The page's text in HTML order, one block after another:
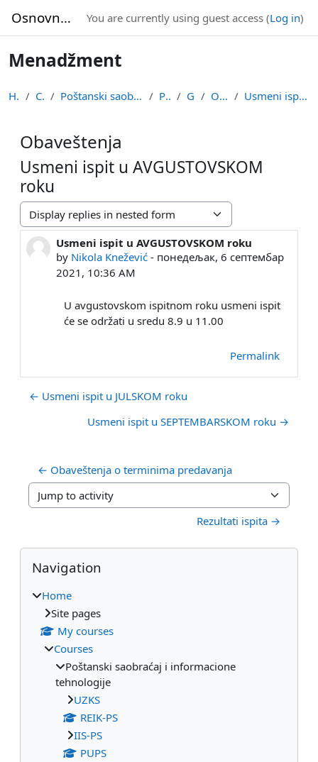
Osnovne studije You are currently using guest access (Log in)
Menadžment
Home Courses Poštanski saobraćaj i informacione tehnologije PS-MENA General Obaveštenja Usmeni ispit u AVGUSTOVSKOM roku
Obaveštenja
Usmeni ispit u AVGUSTOVSKOM
roku
Display mode
Usmeni ispit u AVGUSTOVSKOM roku
by Nikola Knežević - понедељак, 6 септембар
2021, 10:36 AM
Number of replies: 0
U avgustovskom ispitnom roku usmeni ispit
će se održati u sredu 8.9 u 11.00
Permalink
← Usmeni ispit u JULSKOM roku
Usmeni ispit u SEPTEMBARSKOM roku →
← Obaveštenja o terminima predavanja
Jump to activity
Rezultati ispita →
Blocks
Skip Navigation
Navigation
Home
Site pages
My courses
Courses
Poštanski saobraćaj i informacione
tehnologije
UZKS
REIK-PS
IIS-PS
PUPS